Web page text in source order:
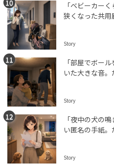
「ベビーカー
狭くなった共用
Story
「部屋でボー
いた大きな音。
Story
「夜中の犬の
い匿名の手紙。
Story